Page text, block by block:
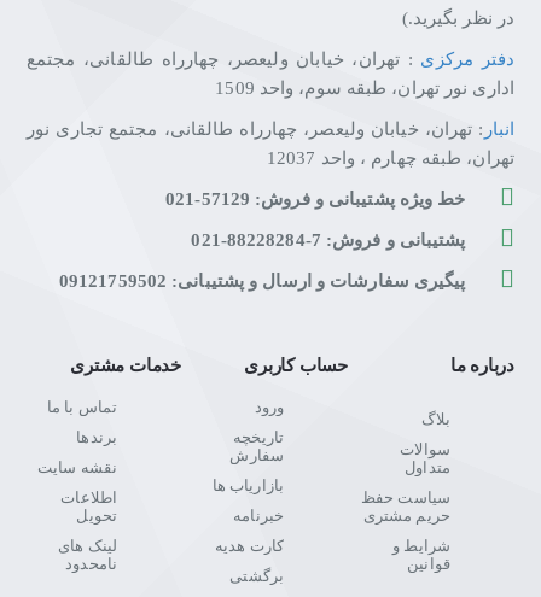
در نظر بگیرید.)
دفتر مرکزی : تهران، خیابان ولیعصر، چهارراه طالقانی، مجتمع
اداری نور تهران، طبقه سوم، واحد 1509
انبار : تهران، خیابان ولیعصر، چهارراه طالقانی، مجتمع تجاری نور
تهران، طبقه چهارم ، واحد 12037
خط ویژه پشتیبانی و فروش: 57129-021
پشتیبانی و فروش: 7-88228284-021
پیگیری سفارشات و ارسال و پشتیبانی: 09121759502
درباره ما
بلاگ
سوالات
متداول
سیاست حفظ
حریم مشتری
شرایط و
قوانین
حساب کاربری
ورود
تاریخچه
سفارش
بازاریاب ها
خبرنامه
کارت هدیه
برگشتی
خدمات مشتری
تماس با ما
برندها
نقشه سایت
اطلاعات
تحویل
لینک های
نامحدود